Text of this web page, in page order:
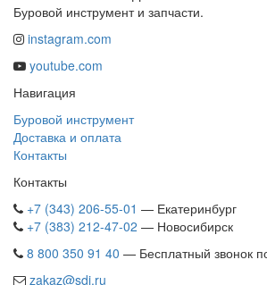
Буровой инструмент и запчасти.
instagram.com
youtube.com
Навигация
Буровой инструмент
Доставка и оплата
Контакты
Контакты
+7 (343) 206-55-01 — Екатеринбург
+7 (383) 212-47-02 — Новосибирск
8 800 350 91 40 — Бесплатный звонок
zakaz@sdi.ru